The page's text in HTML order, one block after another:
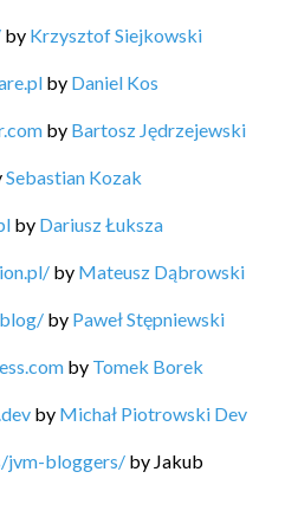
by Krzysztof Siejkowski
by Daniel Kos
by Bartosz Jędrzejewski
Sebastian Kozak
by Dariusz Łuksza
by Mateusz Dąbrowski
by Paweł Stępniewski
by Tomek Borek
by Michał Piotrowski Dev
jvm-bloggers/ by Jakub